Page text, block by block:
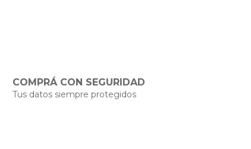
COMPRÁ CON SEGURIDAD
Tus datos siempre protegidos